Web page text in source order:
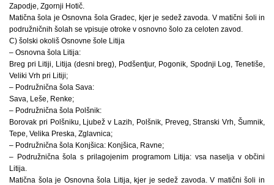
Zapodje, Zgornji Hotič.
Matična šola je Osnovna šola Gradec, kjer je sedež zavoda. V matični šoli in
podružničnih šolah se vpisuje otroke v osnovno šolo za celoten zavod.
C) šolski okoliš Osnovne šole Litija
– Osnovna šola Litija:
Breg pri Litiji, Litija (desni breg), Podšentjur, Pogonik, Spodnji Log, Tenetiše,
Veliki Vrh pri Litiji;
– Podružnična šola Sava:
Sava, Leše, Renke;
– Podružnična šola Polšnik:
Borovak pri Polšniku, Ljubež v Lazih, Polšnik, Preveg, Stranski Vrh, Šumnik,
Tepe, Velika Preska, Zglavnica;
– Podružnična šola Konjšica: Konjšica, Ravne;
– Podružnična šola s prilagojenim programom Litija: vsa naselja v občini
Litija.
Matična šola je Osnovna šola Litija, kjer je sedež zavoda. V matični šoli in